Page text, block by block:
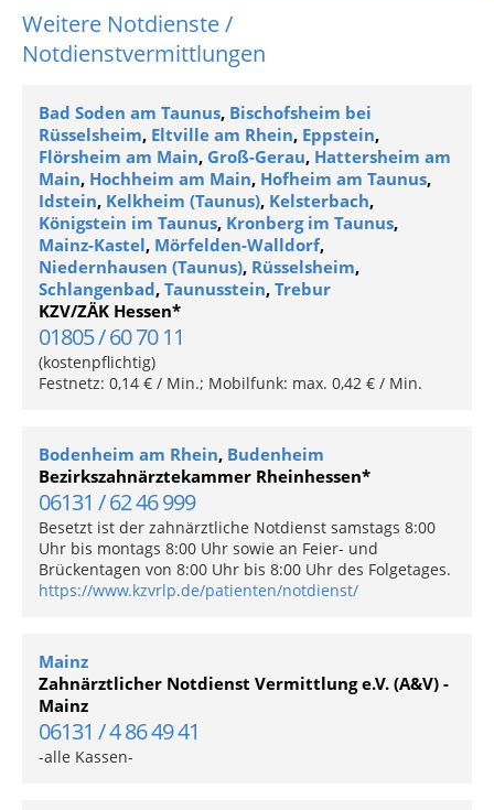
Weitere Notdienste /
Notdienstvermittlungen
Bad Soden am Taunus, Bischofsheim bei
Rüsselsheim, Eltville am Rhein, Eppstein,
Flörsheim am Main, Groß-Gerau, Hattersheim am
Main, Hochheim am Main, Hofheim am Taunus,
Idstein, Kelkheim (Taunus), Kelsterbach,
Königstein im Taunus, Kronberg im Taunus,
Mainz-Kastel, Mörfelden-Walldorf,
Niedernhausen (Taunus), Rüsselsheim,
Schlangenbad, Taunusstein, Trebur
KZV/ZÄK Hessen*
01805 / 60 70 11
(kostenpflichtig)
Festnetz: 0,14 € / Min.; Mobilfunk: max. 0,42 € / Min.
Bodenheim am Rhein, Budenheim
Bezirkszahnärztekammer Rheinhessen*
06131 / 62 46 999
Besetzt ist der zahnärztliche Notdienst samstags 8:00
Uhr bis montags 8:00 Uhr sowie an Feier- und
Brückentagen von 8:00 Uhr bis 8:00 Uhr des Folgetages.
https://www.kzvrlp.de/patienten/notdienst/
Mainz
Zahnärztlicher Notdienst Vermittlung e.V. (A&V) -
Mainz
06131 / 4 86 49 41
-alle Kassen-